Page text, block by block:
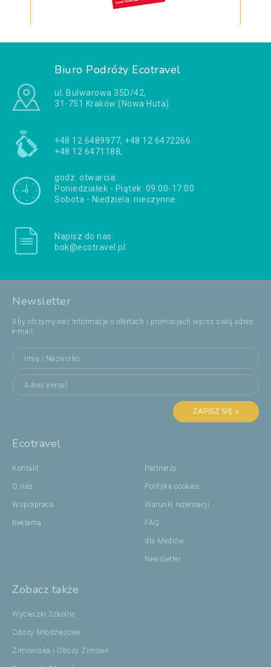
Biuro Podróży Ecotravel
ul. Bulwarowa 35D/42,
31-751 Kraków (Nowa Huta)
+48 12 6489977, +48 12 6472266
+48 12 6471188,
godz. otwarcia:
Poniedziałek - Piątek: 09:00-17:00
Sobota - Niedziela: nieczynne
Napisz do nas:
bok@ecotravel.pl
Newsletter
Aby otrzymywać informacje o ofertach i promocjach wpisz swój adres
e-mail:
ZAPISZ SIĘ >
Ecotravel
Kontakt
O nas
Współpraca
Reklama
Partnerzy
Polityka cookies
Warunki rezerwacji
FAQ
dla Mediów
Newsletter
Zobacz także
Wycieczki Szkolne
Obozy Młodzieżowe
Zimowiska i Obozy Zimowe